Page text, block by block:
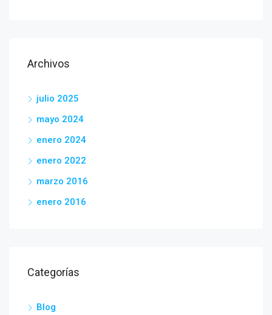
Archivos
julio 2025
mayo 2024
enero 2024
enero 2022
marzo 2016
enero 2016
Categorías
Blog